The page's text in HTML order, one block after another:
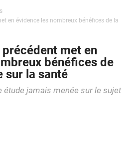
en évidence les nombreux bénéfices de la
précédent met en
bénéfices de
sur la santé
étude jamais menée sur le sujet